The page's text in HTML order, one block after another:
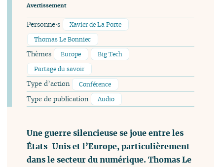
Avertissement
Personne·s
Xavier de La Porte
Thomas Le Bonniec
Thèmes Europe
Big Tech
Partage du savoir
Type d’action Conférence
Type de publication Audio
Une guerre silencieuse se joue entre les
États-Unis et l’Europe, particulièrement
dans le secteur du numérique. Thomas Le